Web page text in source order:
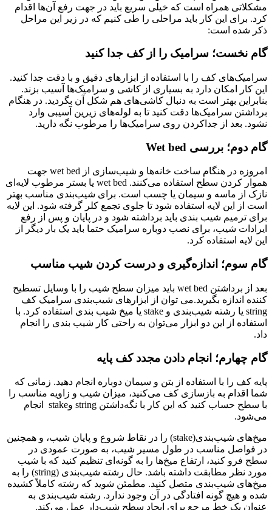
مشکلاتی همراه است که خیلی سریع باید در جهت رفع آن‌ها اقدام
کرد. برای این کار باید مراحلی را طی کنیم که در زیر این مراحل
ذکر شده است:
گام نخست؛ سرامیک را از کف جدا کنید
سرامیک‌های کف را با استفاده از ابزارهای دقیق و با دقت جدا کنید.
این کار امکان دارد به بسیاری از کاشی و سرامیک‌ها آسیب بزند.
بنابراین بهتر است به دنبال کاشی‌های هم شکل آن بگردید. در هنگام
برداشتن سرامیک‌ها دقت کنید تا به لوله‌های زیرین آسیبی وارد
نشود. بعد از جداکردن روی سرامیک‌ها را مرطوب نگه دارید.
گام دوم؛ بررسی Wet bed
امروزه در هنگام ساخت خانه‌ها و شیب‌سازی از wet bed جهت
هموار کردن سطح استفاده می‌کنند. wet bed یا بستر مرطوب لایه‌ای
نازک از ماسه و سیمان یا چسب است. برای شیب‌بندی مناسب بهتر
است از این لایه استفاده شود تا جلوی تجمع کلر گرفته شود. این لایه
برای ترمیم شیب بندی باید برداشته شود و در پایان و پس از رفع
ایرادات شیب، برای نصب دوباره سرامیک حتما باید یک بار دیگر از
این لایه استفاده کرد.
گام سوم؛ اندازه‌گیری و درست کردن شیب مناسب
بعد از برداشتن wet bed باید میزان سطح شیب را با وسایل تسطیح
کننده اندازه بگیرید.می توان از ابزارهای شیب‌بندی سرامیک کف
string یا رشته شیب‌بندی و stake یا میخ شیب بندی استفاده کرد. با
استفاده از این دو ابزار می‌توان به راحتی کار شیب بندی را انجام
داد.
گام چهارم؛ انجام دادن مجدد کف پایه
پایه کف را با استفاده از بتن و سیمان دوباره انجام دهید. زمانی که
شما اقدام به بازسازی کف می‌کنید، میزان شیب و زاویه مناسب را
با سطح حساب کنید که این کار با نگه‌د‌اشتن string وstake انجام
می‌شود.
میخ‌های شیب‌بندی(stake) را در نقاط شروع و پایان شیب، و همچنین
در فواصل مناسب در طول مسیر شیب، به صورت عمودی در
سطح فرو کنید، ارتفاع میخ‌ها را به گونه‌ای تنظیم کنید که با شیب
مورد نظر مطابقت داشته باشد. حال رشته شیب‌بندی (string) را به
میخ‌های شیب‌بندی متصل کنید. مطمئن شوید که رشته کاملاً کشیده
شده و هیچ گونه افتادگی در آن وجود ندارد. رشته شیب‌بندی به
عنوان یک خط مرجع برای ایجاد سطح شیب‌دار عمل می‌کند.